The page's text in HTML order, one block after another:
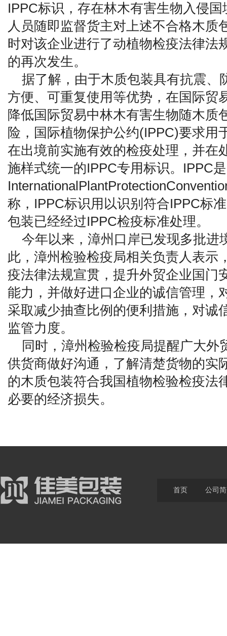
IPPC标识，存在林木有害生物入侵
人员随即监督货主对上述不合格木质
时对该企业进行了动植物检疫法律法
的再次发生。
据了解，由于木质包装具有抗震、
方便、可重复使用等优势，在国际贸
降低国际贸易中林木有害生物随木质
险，国际植物保护公约(IPPC)要求用
在出境前实施有效的检疫处理，并在
施样式统一的IPPC专用标识。IPPC是
称，IPPC标识用以识别符合IPPC标
包装已经经过IPPC检疫标准处理。
今年以来，漳州口岸已发现多批进
此，漳州检验检疫局相关负责人表示
疫法律法规宣贯，提升外贸企业国门
能力，并做好进口企业的诚信管理，
采取减少抽查比例的便利措施，对诚
监管力度。
同时，漳州检验检疫局提醒广大外
供货商做好沟通，了解清楚货物的实
的木质包装符合我国植物检验检疫法
必要的经济损失。
首页 公司